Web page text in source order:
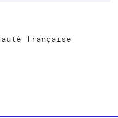
française